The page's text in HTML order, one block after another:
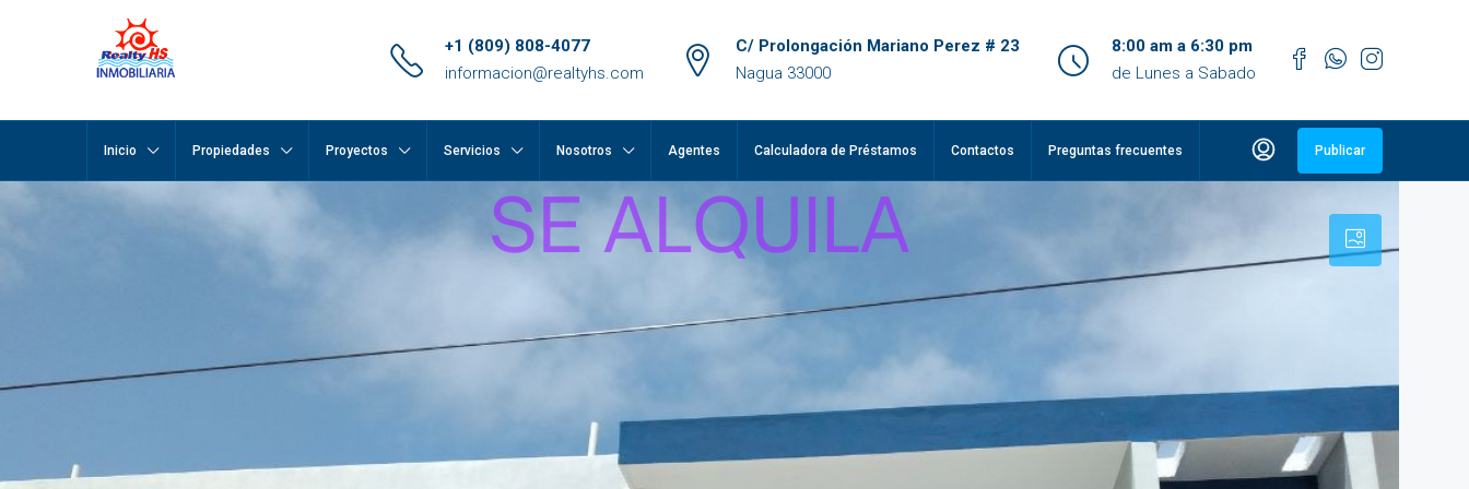
+1 (809) 808-4077
informacion@realtyhs.com
C/ Prolongación Mariano Perez # 23
Nagua 33000
8:00 am a 6:30 pm
de Lunes a Sabado
Inicio Propiedades Proyectos Servicios Nosotros Agentes Calculadora de Préstamos Contactos Preguntas frecuentes Publicar